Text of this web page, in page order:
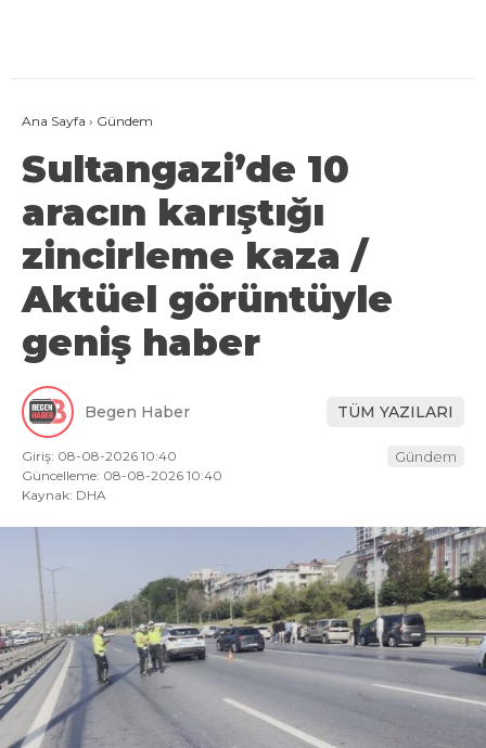
Ana Sayfa › Gündem
Sultangazi’de 10
aracın karıştığı
zincirleme kaza /
Aktüel görüntüyle
geniş haber
Begen Haber TÜM YAZILARI
Giriş: 08-08-2026 10:40
Güncelleme: 08-08-2026 10:40
Kaynak: DHA
Gündem